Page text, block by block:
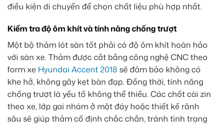
điều kiện di chuyển để chọn chất liệu phù hợp nhất.
Kiểm tra độ ôm khít và tính năng chống trượt
Một bộ thảm lót sàn tốt phải có độ ôm khít hoàn hảo
với sàn xe. Thảm được cắt bằng công nghệ CNCtheo
form xe Hyundai Accent 2018 sẽ đảm bảo không có
khe hở, không gây kẹt bàn đạp. Đồng thời, tính năng
chống trượt là yếu tố không thể thiếu. Các chốt cài zin
theo xe, lớp gai nhám ở mặt đáy hoặc thiết kế rãnh
sâu sẽ giúp thảm cố định chắc chắn, tránh tình trạng